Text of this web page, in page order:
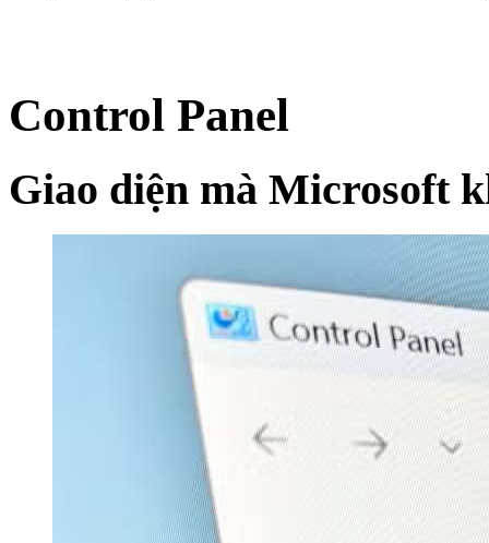
Control Panel
Giao diện mà Microsoft